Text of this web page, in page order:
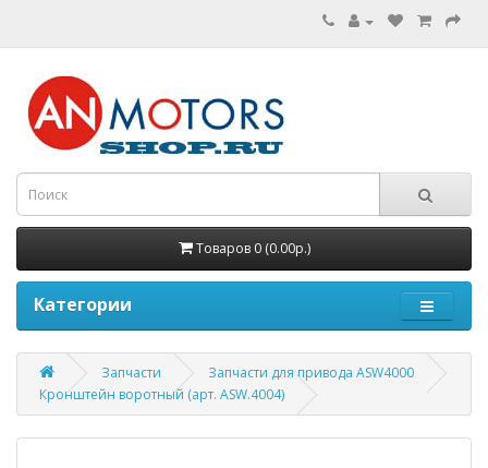
Товаров 0 (0.00р.)
Категории
Запчасти
Запчасти для привода ASW4000
Кронштейн воротный (арт. ASW.4004)